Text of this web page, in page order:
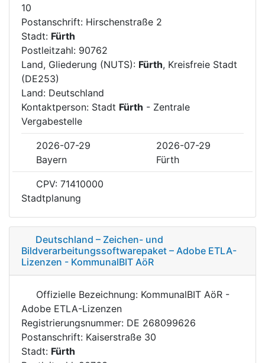
10
Postanschrift: Hirschenstraße 2
Stadt: Fürth
Postleitzahl: 90762
Land, Gliederung (NUTS): Fürth, Kreisfreie Stadt
(DE253)
Land: Deutschland
Kontaktperson: Stadt Fürth - Zentrale
Vergabestelle
2026-07-29
2026-07-29
Bayern
Fürth
CPV: 71410000
Stadtplanung
Deutschland – Zeichen- und
Bildverarbeitungssoftwarepaket – Adobe ETLA-
Lizenzen - KommunalBIT AöR
Offizielle Bezeichnung: KommunalBIT AöR -
Adobe ETLA-Lizenzen
Registrierungsnummer: DE 268099626
Postanschrift: Kaiserstraße 30
Stadt: Fürth